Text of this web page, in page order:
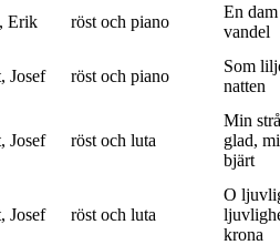
Erik röst och piano
En
vandel
Josef röst och piano
Som
natten
Josef röst och luta
Min
glad,
bjärt
Josef röst och luta
O
krona